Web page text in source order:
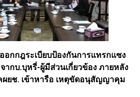
อกกฎระเบียบป้องกันการแทรกแซง
ากบ.บุหรี่-ผู้มีส่วนเกี่ยวข้อง ภายหลัง
ผยช. เข้าหารือ เหตุขัดอนุสัญญาคุม